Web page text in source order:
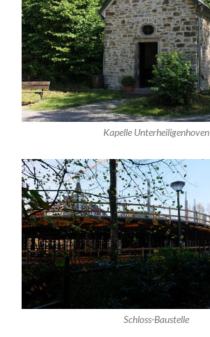
Kapelle Unterheiligenhoven
Schloss-Baustelle